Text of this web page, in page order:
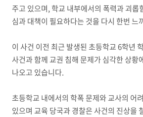
주고 있으며, 학교 내부에서의 폭력과 괴롭
심과 대책이 필요하다는 것을 다시 한번 느
이 사건 이전 최근 발생된 초등학교 6학년
사건과 함께 교권 침해 문제가 심각한 상황
나오고 있습니다.
초등학교 내에서의 학폭 문제와 교사의 어
있으며 교육 당국과 경찰은 사건의 진상을